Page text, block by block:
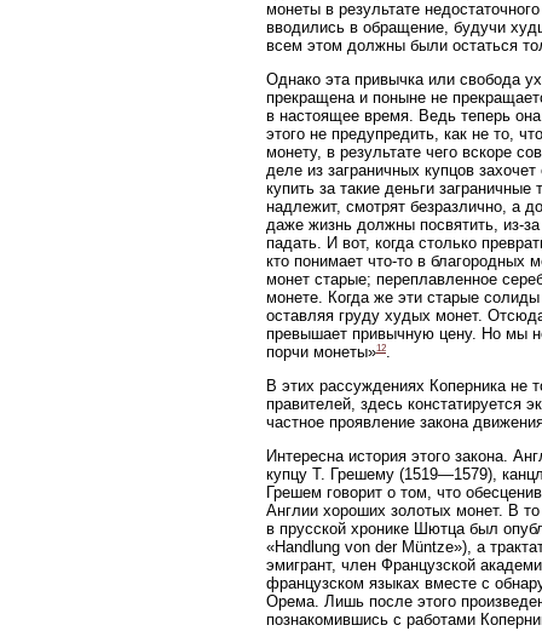
монеты в результате
вводились в обращение, будучи
всем этом должны были остаться
Однако эта привычка или свобода
прекращена и поныне не
в настоящее время. Ведь теперь
этого не предупредить, как не то,
монету, в результате чего вскоре
деле из заграничных купцов
купить за такие деньги
надлежит, смотрят безразлично, а
даже жизнь должны посвятить, из-
падать. И вот, когда столько
кто понимает что-то в благородных
монет старые; переплавленное
монете. Когда же эти старые
оставляя груду худых монет.
превышает привычную цену. Но мы
порчи монеты»12.
В этих рассуждениях Коперника не
правителей, здесь констатируется
частное проявление закона
Интересна история этого закона.
купцу Т. Грешему (1519—1579),
Грешем говорит о том, что
Англии хороших золотых монет. В
в прусской хронике Шютца был
«Handlung von der Müntze»), а
эмигрант, член Французской
французском языках вместе с
Орема. Лишь после этого
познакомившись с работами